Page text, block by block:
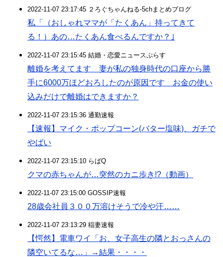
2022-11-07 23:17:45 ２ろぐちゃんねる-5chまとめブログ
私「（おしゃれママが「たくあん」持ってきて
る！）あの…たくあん食べるんですか？｣
2022-11-07 23:15:45 結婚・恋愛ニュースぷらす
離婚を考えてます 妻が私の独身時代の口座から勝
手に6000万ほどおろしたのが原因です お金の使い
込みだけで離婚はできますか？
2022-11-07 23:15:36 通勤速報
【速報】マイク・ポップコーン(バター塩味)、ガチで
やばい
2022-11-07 23:15:10 らばQ
クマの赤ちゃんが…突然のカニ歩き!?（動画）
2022-11-07 23:15:00 GOSSIP速報
28歳会社員３００万溶けそうで冷や汗……
2022-11-07 23:13:29 稲妻速報
【愕然】電車ワイ「お、女子高生の隣とおっさんの
隣空いてるな…」→結果・・・・